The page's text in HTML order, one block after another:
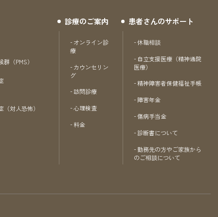
（PMS）
（対人恐怖）
診療のご案内
オンライン診
療
カウンセリン
グ
訪問診療
心理検査
料金
患者さんのサポート
休職相談
自立支援医療（精神通院
医療）
精神障害者保健福祉手帳
障害年金
傷病手当金
診断書について
勤務先の方やご家族から
のご相談について